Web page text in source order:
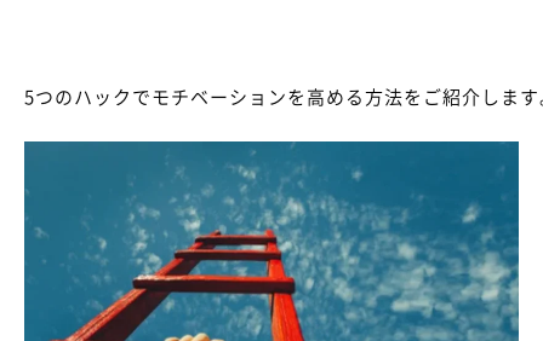
5つのハックでモチベーションを高める方法をご紹介しま